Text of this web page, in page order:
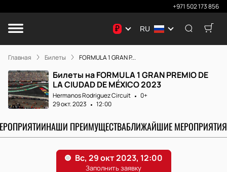
+971 502 173 856
₽ RU
Главная Билеты FORMULA 1 GRAN P...
Билеты на FORMULA 1 GRAN PREMIO DE
LA CIUDAD DE MÉXICO 2023
Hermanos Rodriguez Circuit
0+
29 окт. 2023
12:00
НАШИ ПРЕИМУЩЕСТВАБЛИЖАЙШИЕ МЕРОПРИЯТИЯ